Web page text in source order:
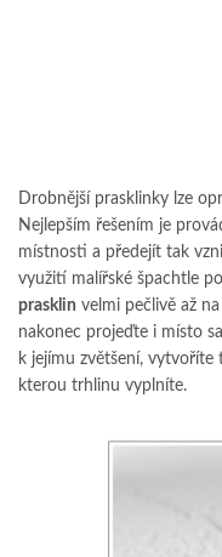
Drobnější prasklinky lze
Nejlepším řešením je
místnosti a předejít tak
využití malířské špachtle
prasklin velmi pečlivě až
nakonec projeďte i místo
k jejímu zvětšení,
kterou trhlinu vyplníte.